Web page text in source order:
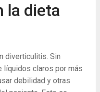
la dieta
diverticulitis. Sin
líquidos claros por más
debilidad y otras